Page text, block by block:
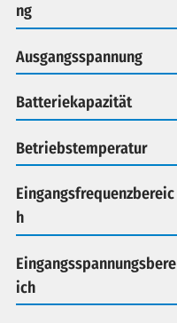
ng
Ausgangsspannung
Batteriekapazität
Betriebstemperatur
Eingangsfrequenzbereic
h
Eingangsspannungsbere
ich